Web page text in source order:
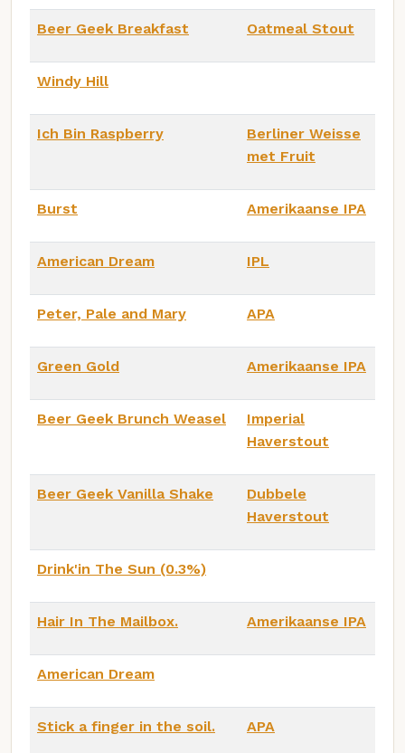
Beer Geek Breakfast Oatmeal Stout
Windy Hill
Ich Bin Raspberry
Berliner Weisse
met Fruit
Burst Amerikaanse IPA
American Dream IPL
Peter, Pale and Mary APA
Green Gold Amerikaanse IPA
Beer Geek Brunch Weasel
Imperial
Haverstout
Beer Geek Vanilla Shake
Dubbele
Haverstout
Drink'in The Sun (0.3%)
Hair In The Mailbox. Amerikaanse IPA
American Dream
Stick a finger in the soil. APA